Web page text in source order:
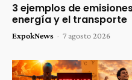
3 ejemplos de
energía y el transporte
ExpokNews - 7 agosto 2026